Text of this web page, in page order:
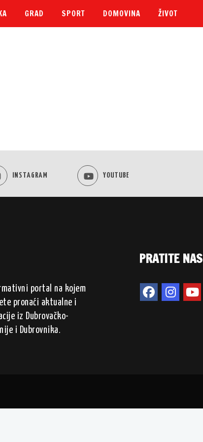
GRAD SPORT DOMOVINA ŽIVOT
INSTAGRAM YOUTUBE
portal na kojem
pronaći aktualne i
iz Dubrovačko-
i Dubrovnika.
PRATITE NAS